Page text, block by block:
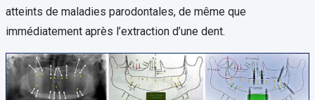
atteints de maladies parodontales, de même que
immédiatement après l’extraction d’une dent.